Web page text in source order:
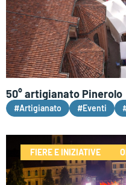
50° artigianato Pinerolo
#Artigianato #Eventi
FIERE E INIZIATIVE